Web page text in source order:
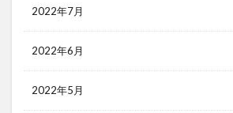
2022年7月
2022年6月
2022年5月